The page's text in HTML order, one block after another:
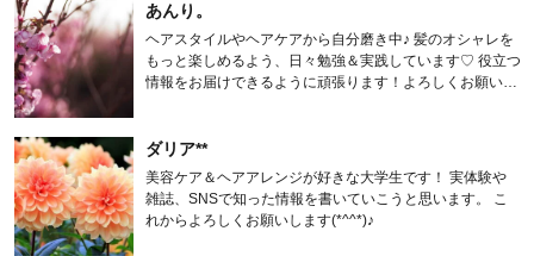
あんり。
ヘアスタイルやヘアケアから自分磨き中♪ 髪のオシャレを
もっと楽しめるよう、日々勉強＆実践しています♡ 役立つ
情報をお届けできるように頑張ります！よろしくお願いし
ダリア**
美容ケア＆ヘアアレンジが好きな大学生です！ 実体験や
雑誌、SNSで知った情報を書いていこうと思います。 こ
れからよろしくお願いします(*^^*)♪